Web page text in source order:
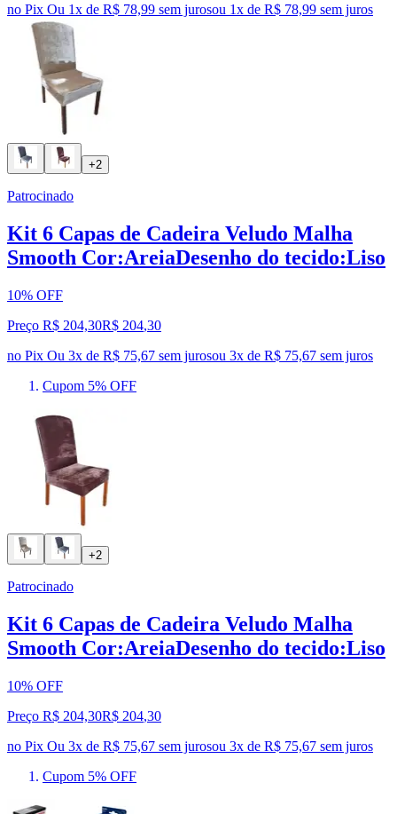
no Pix Ou 1x de R$ 78,99 sem jurosou 1x de R$ 78,99 sem juros
+2
Patrocinado
Kit 6 Capas de Cadeira Veludo Malha
Smooth Cor:AreiaDesenho do tecido:Liso
10% OFF
Preço R$ 204,30R$ 204,30
no Pix Ou 3x de R$ 75,67 sem jurosou 3x de R$ 75,67 sem juros
Cupom 5% OFF
+2
Patrocinado
Kit 6 Capas de Cadeira Veludo Malha
Smooth Cor:AreiaDesenho do tecido:Liso
10% OFF
Preço R$ 204,30R$ 204,30
no Pix Ou 3x de R$ 75,67 sem jurosou 3x de R$ 75,67 sem juros
Cupom 5% OFF